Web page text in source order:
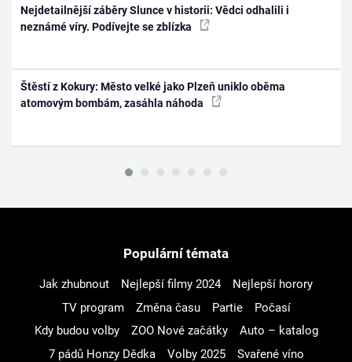
Nejdetailnější záběry Slunce v historii: Vědci odhalili i
neznámé víry. Podívejte se zblízka
Štěstí z Kokury: Město velké jako Plzeň uniklo oběma
atomovým bombám, zasáhla náhoda
Populární témata
Jak zhubnout Nejlepší filmy 2024
Nejlepší horory
TV program
Změna času Partie
Počasí
Kdy budou volby
ZOO Nové začátky
Auto – katalog
7 pádů Honzy Dědka
Volby 2025
Svařené víno